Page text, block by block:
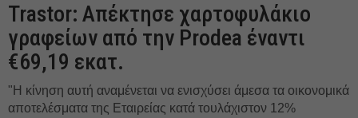
Trastor: Απέκτησε χαρτοφυλάκιο
γραφείων από την Prodea έναντι
€69,19 εκατ.
"Η κίνηση αυτή αναμένεται να ενισχύσει άμεσα τα οικονομικά
αποτελέσματα της Εταιρείας κατά τουλάχιστον 12%